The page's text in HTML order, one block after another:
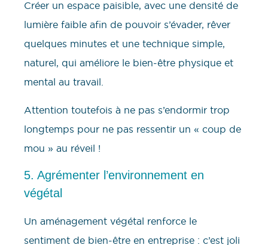
Créer un espace paisible, avec une densité de
lumière faible afin de pouvoir s’évader, rêver
quelques minutes et une technique simple,
naturel, qui améliore le bien-être physique et
mental au travail.
Attention toutefois à ne pas s’endormir trop
longtemps pour ne pas ressentir un « coup de
mou » au réveil !
5. Agrémenter l’environnement en
végétal
Un aménagement végétal renforce le
sentiment de bien-être en entreprise : c’est joli